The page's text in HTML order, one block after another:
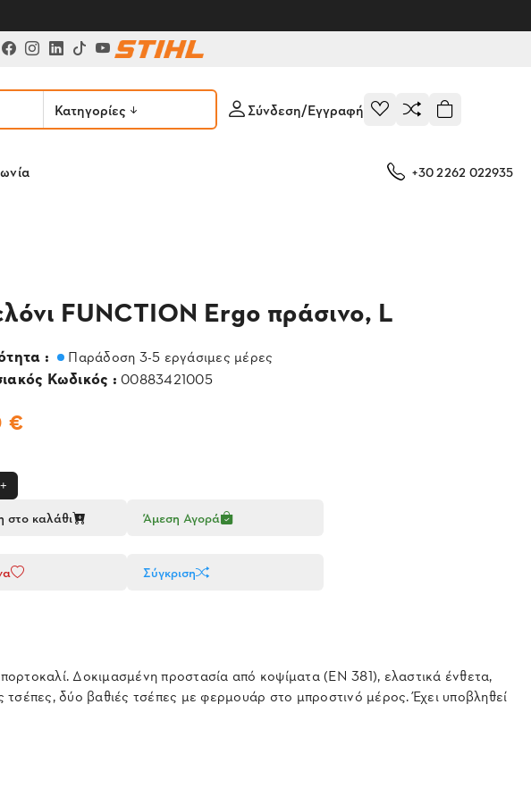
Κατηγορίες Σύνδεση/Εγγραφή
+30 2262 022935
FUNCTION Ergo πράσινο, L
: Παράδοση 3-5 εργάσιμες μέρες
Κωδικός : 00883421005
€
+
στο καλάθι Άμεση Αγορά
Σύγκριση
Δοκιμασμένη προστασία από κοψίματα (EN 381), ελαστικά ένθετα,
δύο βαθιές τσέπες με φερμουάρ στο μπροστινό μέρος. Έχει υποβληθεί